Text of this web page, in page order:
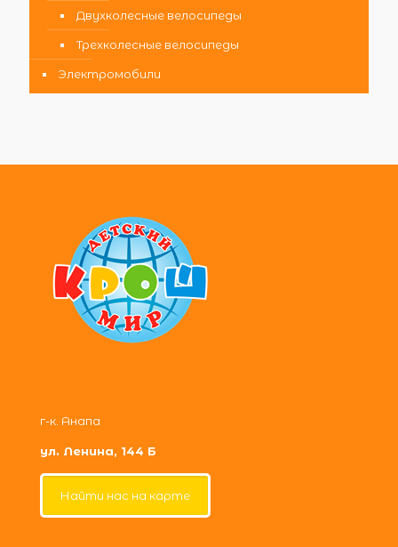
Двухколесные велосипеды
Трехколесные велосипеды
Электромобили
г-к. Анапа
ул. Ленина, 144 Б
Найти нас на карте